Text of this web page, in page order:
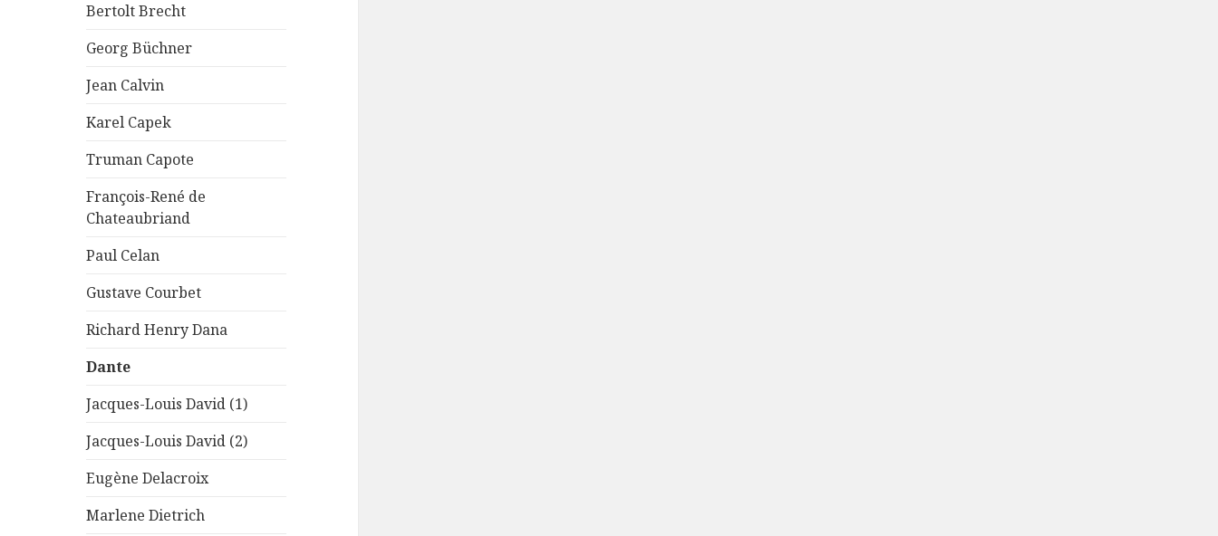
Bertolt Brecht
Georg Büchner
Jean Calvin
Karel Capek
Truman Capote
François-René de
Chateaubriand
Paul Celan
Gustave Courbet
Richard Henry Dana
Dante
Jacques-Louis David (1)
Jacques-Louis David (2)
Eugène Delacroix
Marlene Dietrich